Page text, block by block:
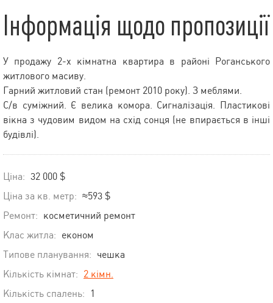
Інформація щодо пропозиції
У продажу 2-х кімнатна квартира в районі Роганського
житлового масиву.
Гарний житловий стан (ремонт 2010 року). З меблями.
С/в суміжний. Є велика комора. Сигналізація. Пластикові
вікна з чудовим видом на схід сонця (не впирається в інші
будівлі).
Ціна: 32 000 $
Ціна за кв. метр: ≈593 $
Ремонт: косметичний ремонт
Клас житла: економ
Типове планування: чешка
Кількість кімнат: 2 кімн.
Кількість спалень:
1